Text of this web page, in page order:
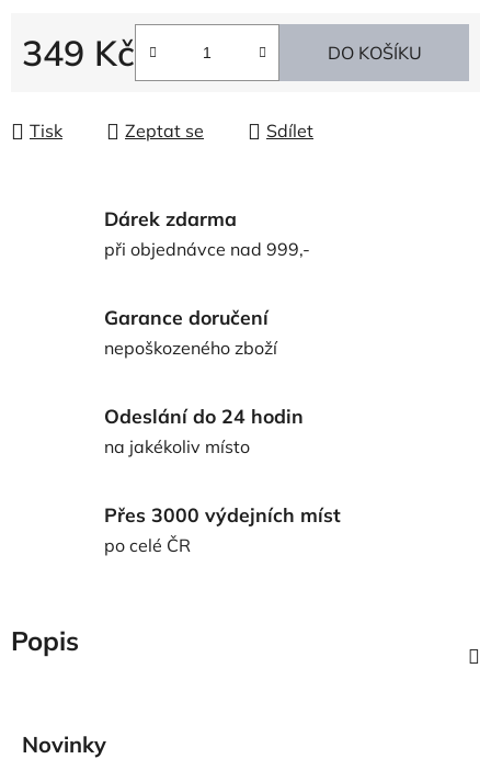
349 Kč DO KOŠÍKU
Tisk Zeptat se Sdílet
Dárek zdarma
při objednávce nad 999,-
Garance doručení
nepoškozeného zboží
Odeslání do 24 hodin
na jakékoliv místo
Přes 3000 výdejních míst
po celé ČR
Popis
Novinky